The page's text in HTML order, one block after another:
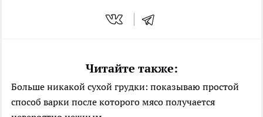
Читайте также:
Больше никакой сухой грудки: показываю простой
способ варки после которого мясо получается